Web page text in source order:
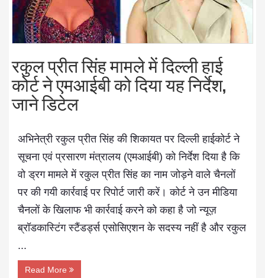
रकुल प्रीत सिंह मामले में दिल्ली हाई
कोर्ट ने एमआईबी को दिया यह निर्देश,
जाने डिटेल
अभिनेत्री रकुल प्रीत सिंह की शिकायत पर दिल्ली हाईकोर्ट ने
सूचना एवं प्रसारण मंत्रालय (एमआईबी) को निर्देश दिया है कि
वो ड्रग मामले में रकुल प्रीत सिंह का नाम जोड़ने वाले चैनलों
पर की गयी कार्रवाई पर रिपोर्ट जारी करें। कोर्ट ने उन मीडिया
चैनलों के खिलाफ भी कार्रवाई करने को कहा है जो न्यूज़
ब्रॉडकास्टिंग स्टैंडर्ड्स एसोसिएशन के सदस्य नहीं है और रकुल
...
Read More